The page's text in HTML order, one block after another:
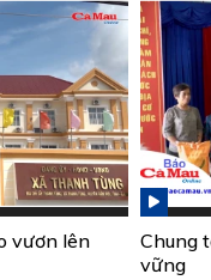
vươn lên
Chung
vững